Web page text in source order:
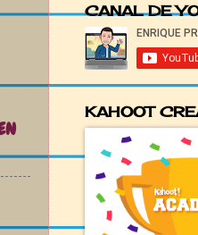
CANAL DE
KAHOOT